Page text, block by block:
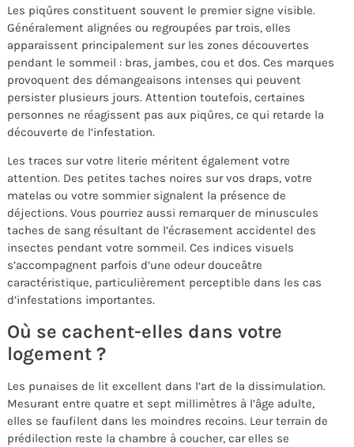
Les piqûres constituent souvent le premier signe visible.
Généralement alignées ou regroupées par trois, elles
apparaissent principalement sur les zones découvertes
pendant le sommeil : bras, jambes, cou et dos. Ces marques
provoquent des démangeaisons intenses qui peuvent
persister plusieurs jours. Attention toutefois, certaines
personnes ne réagissent pas aux piqûres, ce qui retarde la
découverte de l’infestation.
Les traces sur votre literie méritent également votre
attention. Des petites taches noires sur vos draps, votre
matelas ou votre sommier signalent la présence de
déjections. Vous pourriez aussi remarquer de minuscules
taches de sang résultant de l’écrasement accidentel des
insectes pendant votre sommeil. Ces indices visuels
s’accompagnent parfois d’une odeur douceâtre
caractéristique, particulièrement perceptible dans les cas
d’infestations importantes.
Où se cachent-elles dans votre
logement ?
Les punaises de lit excellent dans l’art de la dissimulation.
Mesurant entre quatre et sept millimètres à l’âge adulte,
elles se faufilent dans les moindres recoins. Leur terrain de
prédilection reste la chambre à coucher, car elles se